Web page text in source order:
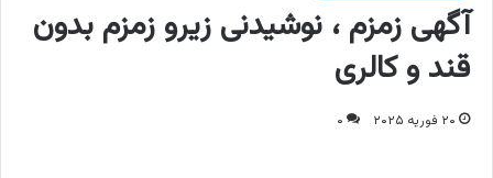
آگهی زمزم ، نوشیدنی زیرو زمزم بدون
قند و کالری
۲۰ فوریه ۲۰۲۵ ۰